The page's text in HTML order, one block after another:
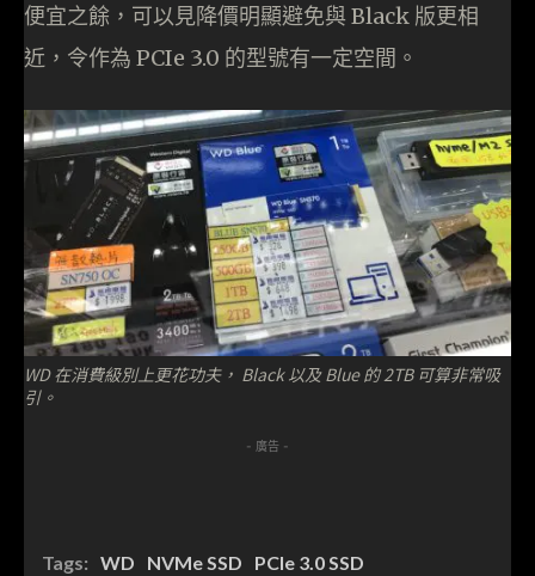
便宜之餘，可以見降價明顯避免與 Black 版更相
近，令作為 PCIe 3.0 的型號有一定空間。
WD 在消費級別上更花功夫， Black 以及 Blue 的 2TB 可算非常吸
引。
- 廣告 -
Tags: WD NVMe SSD
PCIe 3.0 SSD